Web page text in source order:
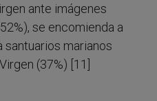
ante imágenes
se encomienda a
santuarios marianos
(37%) [11]